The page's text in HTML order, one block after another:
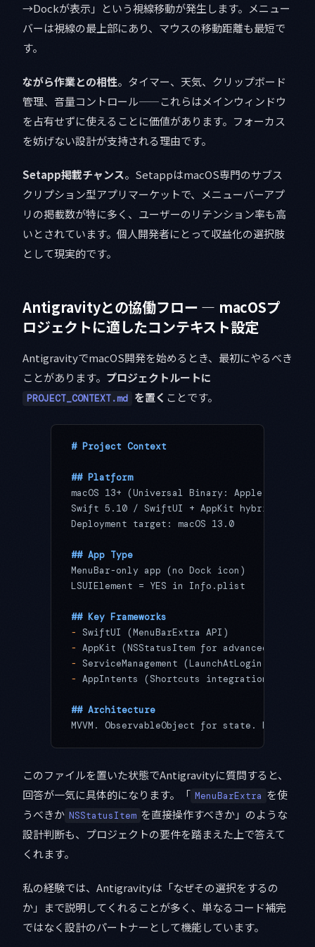
→Dockが表示」という視線移動が発生します。メニュー
バーは視線の最上部にあり、マウスの移動距離も最短で
す。
ながら作業との相性。タイマー、天気、クリップボード
管理、音量コントロール——これらはメインウィンドウ
を占有せずに使えることに価値があります。フォーカス
を妨げない設計が支持される理由です。
Setapp掲載チャンス。SetappはmacOS専門のサブス
クリプション型アプリマーケットで、メニューバーアプ
リの掲載数が特に多く、ユーザーのリテンション率も高
いとされています。個人開発者にとって収益化の選択肢
として現実的です。
Antigravityとの協働フロー — macOSプ
ロジェクトに適したコンテキスト設定
AntigravityでmacOS開発を始めるとき、最初にやるべき
ことがあります。 プロジェクトルートに
PROJECT_CONTEXT.md を置く ことです。
# Project Context
## Platform
macOS 13+ (Universal Binary: Apple
Swift 5.10 / SwiftUI + AppKit hybrid
Deployment target: macOS 13.0
## App Type
MenuBar-only app (no Dock icon)
LSUIElement = YES in Info.plist
## Key Frameworks
-
SwiftUI (MenuBarExtra API)
- AppKit (NSStatusItem for advanced
-
ServiceManagement (LaunchAtLogin)
- AppIntents (Shortcuts integration)
## Architecture
MVVM. ObservableObject for state. No UIKit
このファイルを置いた状態でAntigravityに質問すると、
回答が一気に具体的になります。「 MenuBarExtra を使
うべきか NSStatusItem を直接操作すべきか」のような
設計判断も、プロジェクトの要件を踏まえた上で答えて
くれます。
私の経験では、Antigravityは「なぜその選択をするの
か」まで説明してくれることが多く、単なるコード補完
ではなく設計のパートナーとして機能しています。